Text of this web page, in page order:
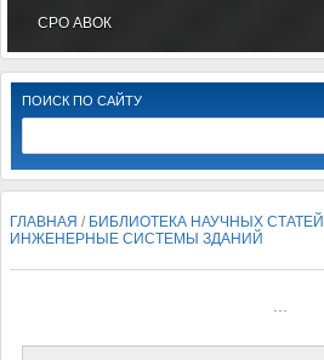
СРО АВОК
ПОИСК ПО САЙТУ
ГЛАВНАЯ / БИБЛИОТЕКА НАУЧНЫХ СТАТЕЙ
ИНЖЕНЕРНЫЕ СИСТЕМЫ ЗДАНИЙ